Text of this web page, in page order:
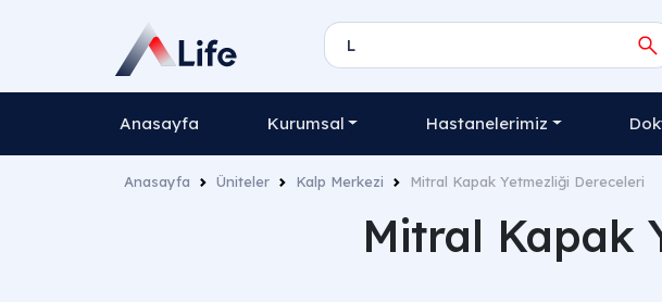
Anasayfa Kurumsal Hastanelerimiz
Anasayfa Üniteler Kalp Merkezi Mitral Kapak Yetmezliği Dereceleri
Mitral Kapak